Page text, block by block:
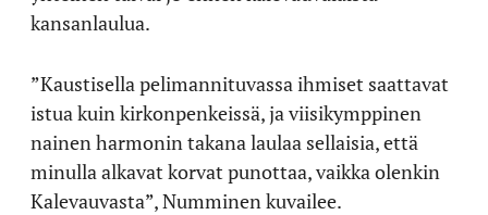
kansanlaulua.
”Kaustisella pelimannituvassa ihmiset saattavat
istua kuin kirkonpenkeissä, ja viisikymppinen
nainen harmonin takana laulaa sellaisia, että
minulla alkavat korvat punottaa, vaikka olenkin
Kalevauvasta”, Numminen kuvailee.